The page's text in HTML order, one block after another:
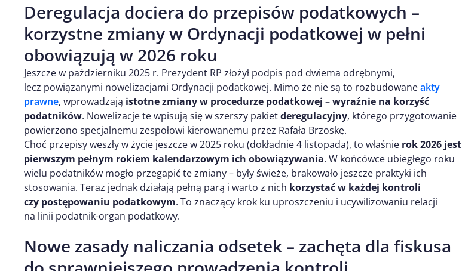
Deregulacja dociera do przepisów podatkowych –
korzystne zmiany w Ordynacji podatkowej w pełni
obowiązują w 2026 roku
Jeszcze w październiku 2025 r. Prezydent RP złożył podpis pod dwiema odrębnymi,
lecz powiązanymi nowelizacjami Ordynacji podatkowej. Mimo że nie są to rozbudowaneakty
prawne, wprowadzają istotne zmiany w procedurze podatkowej – wyraźnie na korzyść
podatników. Nowelizacje te wpisują się w szerszy pakietderegulacyjny, którego przygotowanie
powierzono specjalnemu zespołowi kierowanemu przez Rafała Brzoskę.
Choć przepisy weszły w życie jeszcze w 2025 roku (dokładnie 4 listopada), to właśnie rok 2026 jest
pierwszym pełnym rokiem kalendarzowym ich obowiązywania. W końcówce ubiegłego roku
wielu podatników mogło przegapić te zmiany – były świeże, brakowało jeszcze praktyki ich
stosowania. Teraz jednak działają pełną parą i warto z nich korzystać w każdej kontroli
czy postępowaniu podatkowym. To znaczący krok ku uproszczeniu i ucywilizowaniu relacji
na linii podatnik-organ podatkowy.
Nowe zasady naliczania odsetek – zachęta dla fiskusa